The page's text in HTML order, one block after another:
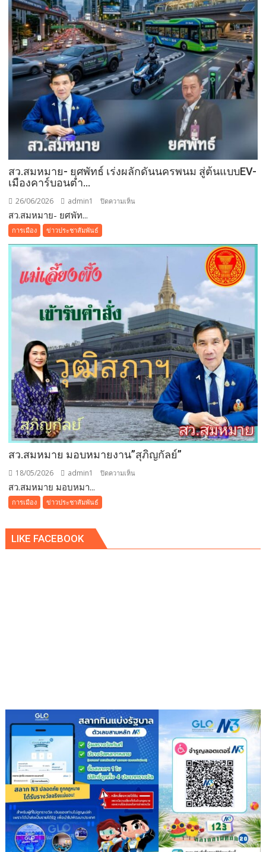
เปิด
ช่อง
ทาง
ชำระ
ผ่าน
แอพ”ถุง
เงิน”
สว.สมหมาย- ยศพัทธ์ เร่งผลักดันนครพนม สู่ต้นแบบEV-
เมืองคาร์บอนต่ำ…
26/06/2026 admin1 ปิดความเห็น
นครพนม
สู่
ต้นแบบEV-
เมือง
คาร์บอน
ต่ำ…
สว.สมหมาย- ยศพัท...
การเมือง ข่าวประชาสัมพันธ์
สว.สมหมาย มอบหมายงาน”สุภิญกัลย์”
18/05/2026 admin1 ปิดความเห็น
ญกัลย์”
สว.สมหมาย มอบหมา...
การเมือง ข่าวประชาสัมพันธ์
LIKE FACEBOOK